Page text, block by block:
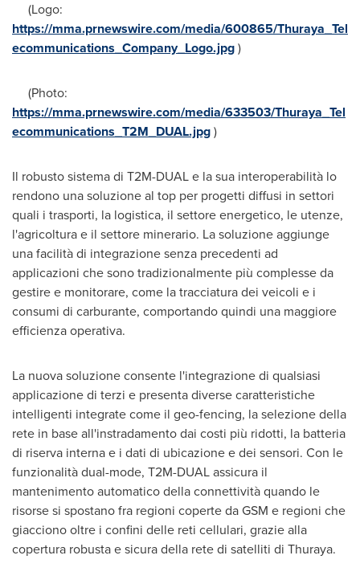
(Logo:
https://mma.prnewswire.com/media/600865/Thuraya_Tel
ecommunications_Company_Logo.jpg)
(Photo:
https://mma.prnewswire.com/media/633503/Thuraya_Tel
ecommunications_T2M_DUAL.jpg)
Il robusto sistema di T2M-DUAL e la sua interoperabilità lo
rendono una soluzione al top per progetti diffusi in settori
quali i trasporti, la logistica, il settore energetico, le utenze,
l'agricoltura e il settore minerario. La soluzione aggiunge
una facilità di integrazione senza precedenti ad
applicazioni che sono tradizionalmente più complesse da
gestire e monitorare, come la tracciatura dei veicoli e i
consumi di carburante, comportando quindi una maggiore
efficienza operativa.
La nuova soluzione consente l'integrazione di qualsiasi
applicazione di terzi e presenta diverse caratteristiche
intelligenti integrate come il geo-fencing, la selezione della
rete in base all'instradamento dai costi più ridotti, la batteria
di riserva interna e i dati di ubicazione e dei sensori. Con le
funzionalità dual-mode, T2M-DUAL assicura il
mantenimento automatico della connettività quando le
risorse si spostano fra regioni coperte da GSM e regioni che
giacciono oltre i confini delle reti cellulari, grazie alla
copertura robusta e sicura della rete di satelliti di Thuraya.